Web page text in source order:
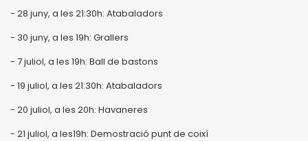
- 28 juny, a les 21:30h: Atabaladors
- 30 juny, a les 19h: Grallers
- 7 juliol, a les 19h: Ball de bastons
- 19 juliol, a les 21:30h: Atabaladors
- 20 juliol, a les 20h: Havaneres
- 21 juliol, a les19h: Demostració punt de coixí